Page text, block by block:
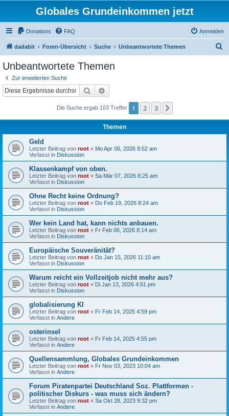
Globales Grundeinkommen jetzt
Donations FAQ Anmelden
dadabit Foren-Übersicht Suche Unbeantwortete Themen
Unbeantwortete Themen
Zur erweiterten Suche
Suche
Die Suche ergab 103 Treffer 1 2 3
Themen
Geld
Letzter Beitrag von root « Mo Apr 06, 2026 8:52 am
Verfasst in Diskussion
Klassenkampf von oben.
Letzter Beitrag von root « Sa Mär 07, 2026 8:25 am
Verfasst in Diskussion
Ohne Recht keine Ordnung?
Letzter Beitrag von root « Do Feb 19, 2026 8:24 am
Verfasst in Diskussion
Wer kein Land hat, kann nichts anbauen.
Letzter Beitrag von root « Fr Feb 06, 2026 8:14 am
Verfasst in Diskussion
Europäische Souveränität?
Letzter Beitrag von root « Do Jan 15, 2026 11:15 am
Verfasst in Diskussion
Warum reicht ein Vollzeitjob nicht mehr aus?
Letzter Beitrag von root « Di Jan 13, 2026 4:51 pm
Verfasst in Diskussion
globalisierung KI
Letzter Beitrag von root « Fr Feb 14, 2025 4:59 pm
Verfasst in Andere
osterinsel
Letzter Beitrag von root « Fr Feb 14, 2025 4:55 pm
Verfasst in Andere
Quellensammlung, Globales Grundeinkommen
Letzter Beitrag von root « Fr Nov 03, 2023 10:04 am
Verfasst in Andere
Forum Piratenpartei Deutschland Soz. Plattformen -
politischer Diskurs - was muss sich ändern?
Letzter Beitrag von root « Sa Okt 28, 2023 9:32 pm
Verfasst in Andere